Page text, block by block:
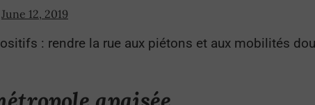
June 12, 2019
: rendre la rue aux piétons et aux mobilités